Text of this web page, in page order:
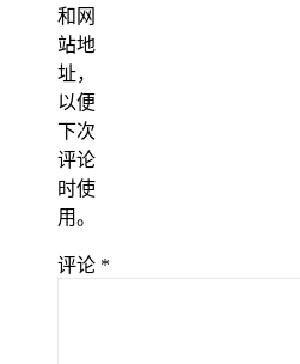
和网
站地
址，
以便
下次
评论
时使
用。
评论 *